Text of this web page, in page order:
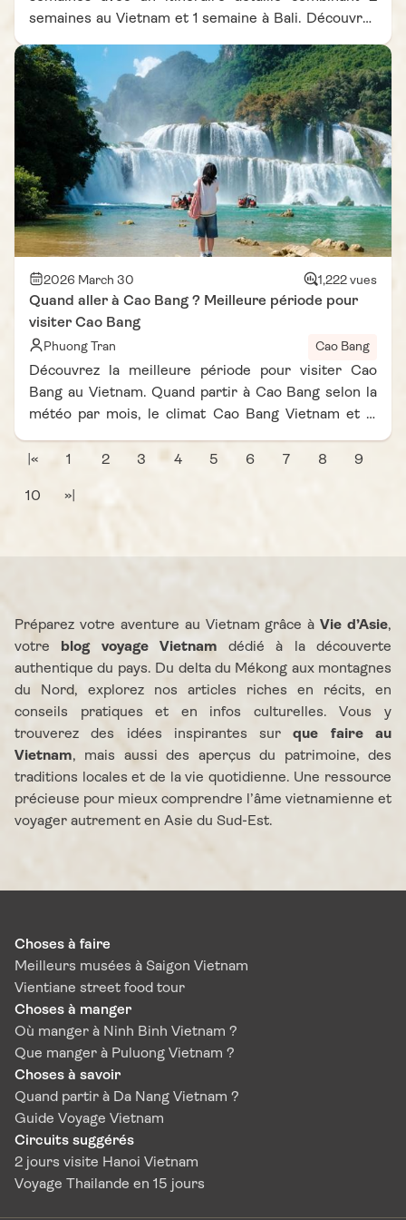
semaines au Vietnam et 1 semaine à Bali. Découvrez
explorez Ubud et les plages paradisiaques de Bali.
Ce guide complet vous aide à organiser un circuit
Vietnam Bali Indonésie 3 semaines avec tous les
conseils pratiques et estimations de budget voyage
Vietnam et budget voyage Bali. Idéal pour un voyage
Vietnam Bali budget maîtrisé, entre culture, nature
et détente tropicale.
2026 March 30 1,222 vues
Quand aller à Cao Bang ? Meilleure période pour
visiter Cao Bang
Phuong Tran Cao Bang
Découvrez la meilleure période pour visiter Cao
Bang au Vietnam. Quand partir à Cao Bang selon la
météo par mois, le climat Cao Bang Vietnam et la
rizières et de la célèbre cascade Ban Gioc. Suivez
Cao Bang Vietnam dans les meilleures conditions.
|« 1 2 3 4 5 6 7 8 9
10 »|
Préparez votre aventure au Vietnam grâce àVie d’Asie,
votre
blog voyage Vietnam dédié à la découverte
authentique du pays. Du delta du Mékong aux montagnes
du Nord, explorez nos articles riches en récits, en
conseils pratiques et en infos culturelles. Vous y
trouverez des idées inspirantes surque faire au
Vietnam, mais aussi des aperçus du patrimoine, des
traditions locales et de la vie quotidienne. Une ressource
précieuse pour mieux comprendre l’âme vietnamienne et
voyager autrement en Asie du Sud-Est.
Choses à faire
Meilleurs musées à Saigon Vietnam
Vientiane street food tour
Choses à manger
Où manger à Ninh Binh Vietnam ?
Que manger à Puluong Vietnam ?
Choses à savoir
Quand partir à Da Nang Vietnam ?
Guide Voyage Vietnam
Circuits suggérés
2 jours visite Hanoi Vietnam
Voyage Thailande en 15 jours